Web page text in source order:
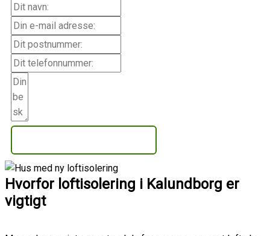
Hvorfor loftisolering i Kalundborg er
vigtigt